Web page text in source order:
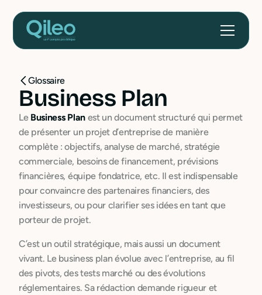
Glossaire
Business Plan
Le Business Planest un document structuré qui permet
de présenter un projet d’entreprise de manière
complète : objectifs, analyse de marché, stratégie
commerciale, besoins de financement, prévisions
financières, équipe fondatrice, etc. Il est indispensable
pour convaincre des partenaires financiers, des
investisseurs, ou pour clarifier ses idées en tant que
porteur de projet.
C’est un outil stratégique, mais aussi un document
vivant. Le business plan évolue avec l’entreprise, au fil
des pivots, des tests marché ou des évolutions
réglementaires. Sa rédaction demande rigueur et